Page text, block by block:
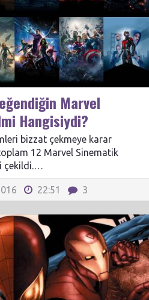
Marvel
Hangisiydi?
bizzat çekmeye karar
12 Marvel Sinematik
çekildi.…
22:51 3